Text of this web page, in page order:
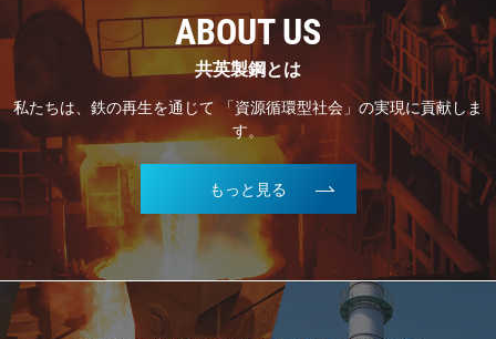
ABOUT US
共英製鋼とは
私たちは、鉄の再生を通じて 「資源循環型社会」の実現に貢献しま
す。
もっと見る